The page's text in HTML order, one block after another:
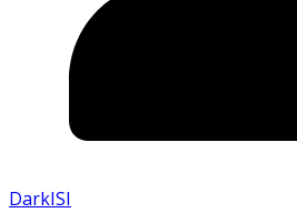
DarkISI